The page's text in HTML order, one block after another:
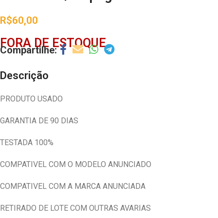
R$60,00
FORA DE ESTOQUE
Descrição
PRODUTO USADO
GARANTIA DE 90 DIAS
TESTADA 100%
COMPATIVEL COM O MODELO ANUNCIADO
COMPATIVEL COM A MARCA ANUNCIADA
RETIRADO DE LOTE COM OUTRAS AVARIAS